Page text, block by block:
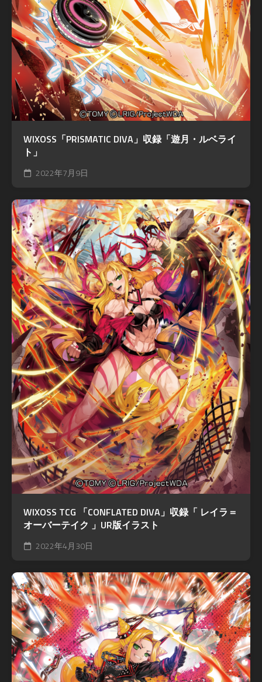
WIXOSS「PRISMATIC DIVA」収録「遊月・ルベライ
ト」
2022年7月9日
WIXOSS TCG 「CONFLATED DIVA」収録「 レイラ＝
オーバーテイク 」UR版イラスト
2022年4月30日